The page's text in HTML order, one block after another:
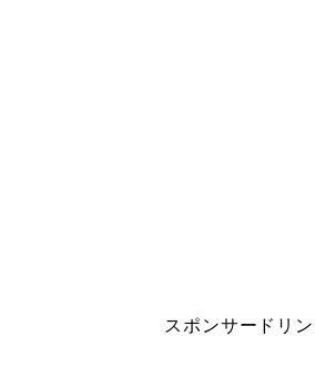
スポンサードリン